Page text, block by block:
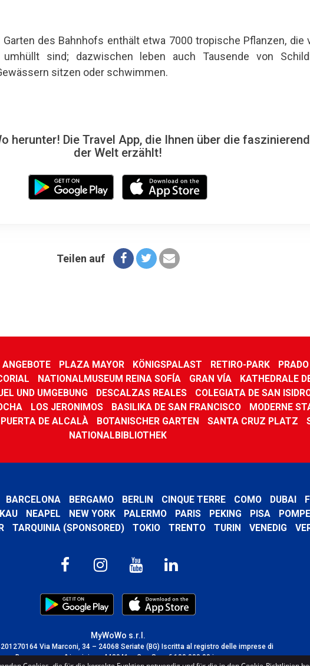
Garten des Bahnhofs enthält etwa 7000 tropische Pflanzen, die
sind; dazwischen leben auch Tausende von
sitzen oder schwimmen.
herunter! Die Travel App, die Ihnen über die
der Welt erzählt!
Teilen auf
PLAZA MAYOR KÖNIGSPALAST RETIRO-PARK PRADO
NATIONALMUSEUM REINA SOFÍA GRAN VÍA KATHEDRALE
UND UMGEBUNG DESCALZAS REALES COLEGIATA DE SAN
LOS JERONIMOS BASILIKA DE SAN FRANCISCO MODERNE
PUERTA DE ALCALÀ BOTANISCHER GARTEN SANTA CRUZ PLATZ
NATIONALBIBLIOTHEK
BARCELONA BERGAMO BERLIN CINQUE TERRE COMO DUBAI
NEAPEL NEW YORK PALERMO PARIS PEKING PISA
TARQUINIA (SPONSORED) TOKIO TRENTO TURIN VENEDIG
MyWoWo s.r.l.
Via Marconi, 34 – 24068 Seriate (BG) Iscritta al registro delle imprese di
Bergamo con n° iscrizione 443941 – Cap.Soc. € 100.000,00 i.v.